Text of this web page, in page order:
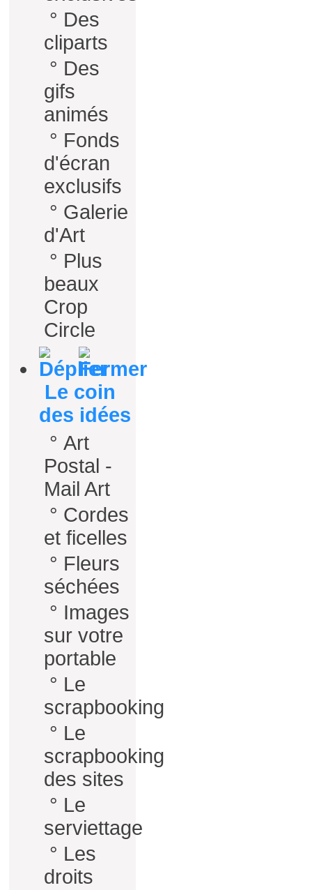
° Des
cliparts
° Des
gifs
animés
° Fonds
d'écran
exclusifs
° Galerie
d'Art
° Plus
beaux
Crop
Circle
Le coin
des idées
° Art
Postal -
Mail Art
° Cordes
et ficelles
° Fleurs
séchées
° Images
sur votre
portable
° Le
scrapbooking
° Le
scrapbooking
des sites
° Le
serviettage
° Les
droits